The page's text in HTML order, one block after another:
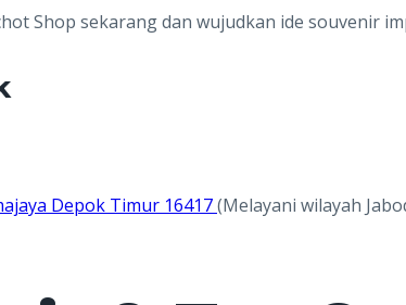
Shop sekarang dan wujudkan ide souvenir
Depok Timur 16417(Melayani wilayah